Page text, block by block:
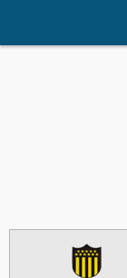
content